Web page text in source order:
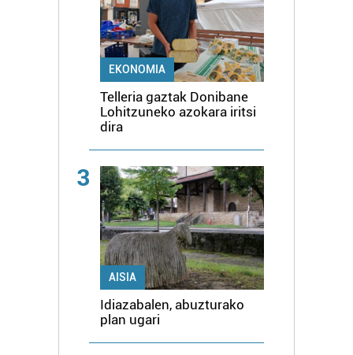
EKONOMIA
Telleria gaztak Donibane
Lohitzuneko azokara iritsi
dira
3
AISIA
Idiazabalen, abuzturako
plan ugari